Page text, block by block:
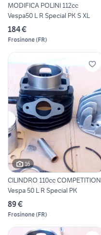
MODIFICA POLINI 112cc
Vespa50 L R Special PK S XL
184 €
Frosinone(FR)
16
CILINDRO 110cc COMPETITION
Vespa 50 L R Special PK
89 €
Frosinone(FR)